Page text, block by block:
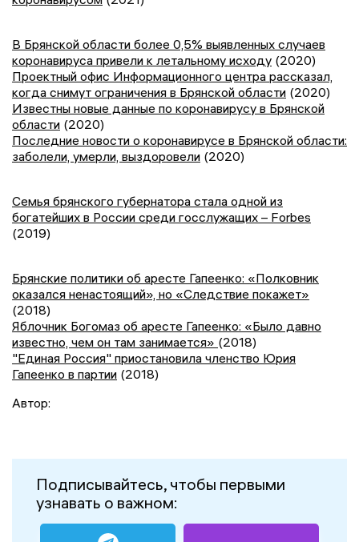
В Брянской области более 0,5% выявленных случаев
коронавируса привели к летальному исходу (2020)
Проектный офис Информационного центра рассказал,
когда снимут ограничения в Брянской области (2020)
Известны новые данные по коронавирусу в Брянской
области (2020)
Последние новости о коронавирусе в Брянской области:
заболели, умерли, выздоровели (2020)
Семья брянского губернатора стала одной из
богатейших в России среди госслужащих – Forbes
(2019)
Брянские политики об аресте Гапеенко: «Полковник
оказался ненастоящий», но «Следствие покажет»
(2018)
Яблочник Богомаз об аресте Гапеенко: «Было давно
известно, чем он там занимается» (2018)
"Единая Россия" приостановила членство Юрия
Гапеенко в партии (2018)
Автор:
Подписывайтесь, чтобы первыми
узнавать о важном: